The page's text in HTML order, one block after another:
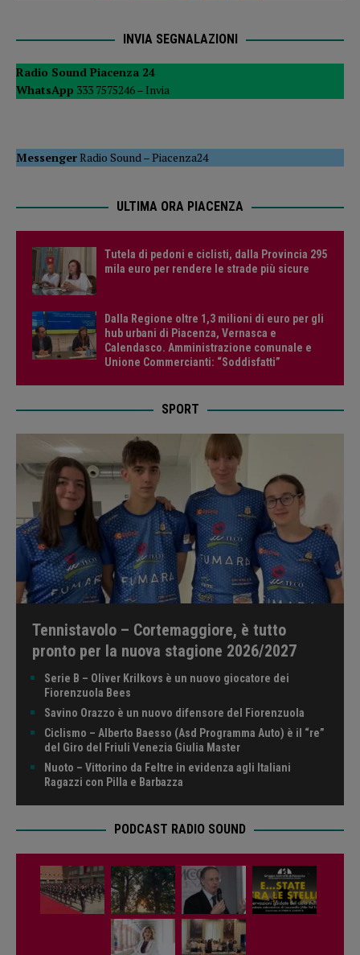
INVIA SEGNALAZIONI
Radio Sound Piacenza 24
WhatsApp 333 7575246 – Invia
MessengerRadio Sound–Piacenza24
ULTIMA ORA PIACENZA
Tutela di pedoni e ciclisti, dalla Provincia 295
mila euro per rendere le strade più sicure
Dalla Regione oltre 1,3 milioni di euro per gli
hub urbani di Piacenza, Vernasca e
Calendasco. Amministrazione comunale e
Unione Commercianti: “Soddisfatti”
SPORT
Tennistavolo – Cortemaggiore, è tutto
pronto per la nuova stagione 2026/2027
Serie B – Oliver Krilkovs è un nuovo giocatore dei
Fiorenzuola Bees
Savino Orazzo è un nuovo difensore del Fiorenzuola
Ciclismo – Alberto Baesso (Asd Programma Auto) è il “re”
del Giro del Friuli Venezia Giulia Master
Nuoto – Vittorino da Feltre in evidenza agli Italiani
Ragazzi con Pilla e Barbazza
PODCAST RADIO SOUND